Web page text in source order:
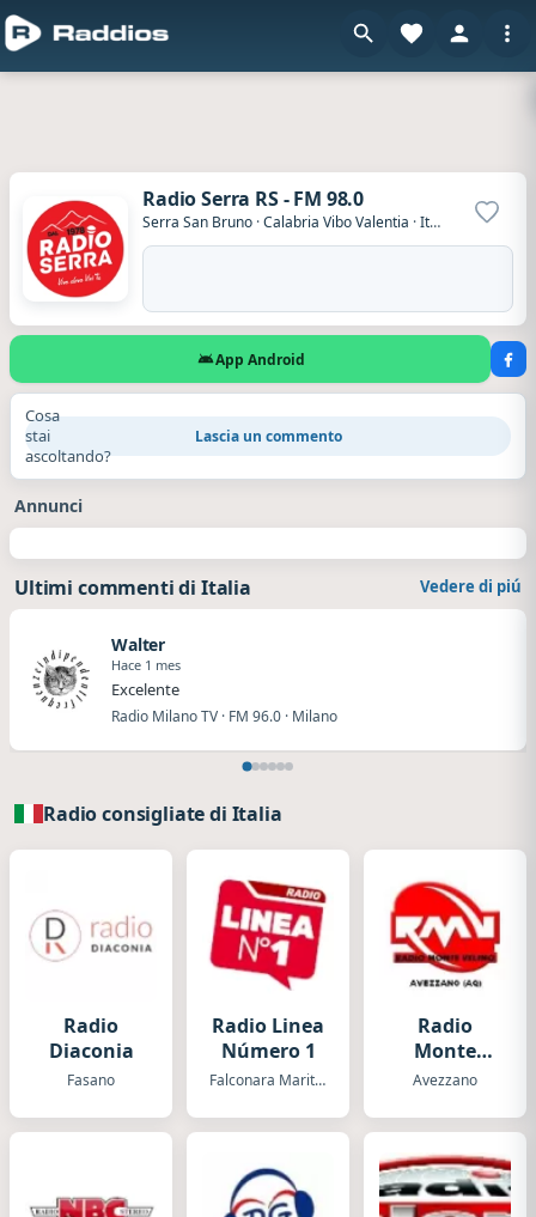
Radio Serra RS - FM 98.0
Serra San Bruno ·Calabria Vibo Valentia ·Italia
App Android
Cosa
stai
ascoltando?
Lascia un commento
Annunci
Ultimi commenti di Italia Vedere di piú
Walter
Hace 1 mes
Excelente
Radio Milano TV · FM 96.0 · Milano
Radio consigliate di Italia
Radio
Diaconia
Fasano
Radio Linea
Número 1
Falconara Marittima
Radio
Monte
Velino
Avezzano